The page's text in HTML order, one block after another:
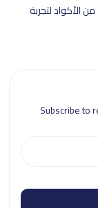
الأكواد لتجربة
Subscribe to